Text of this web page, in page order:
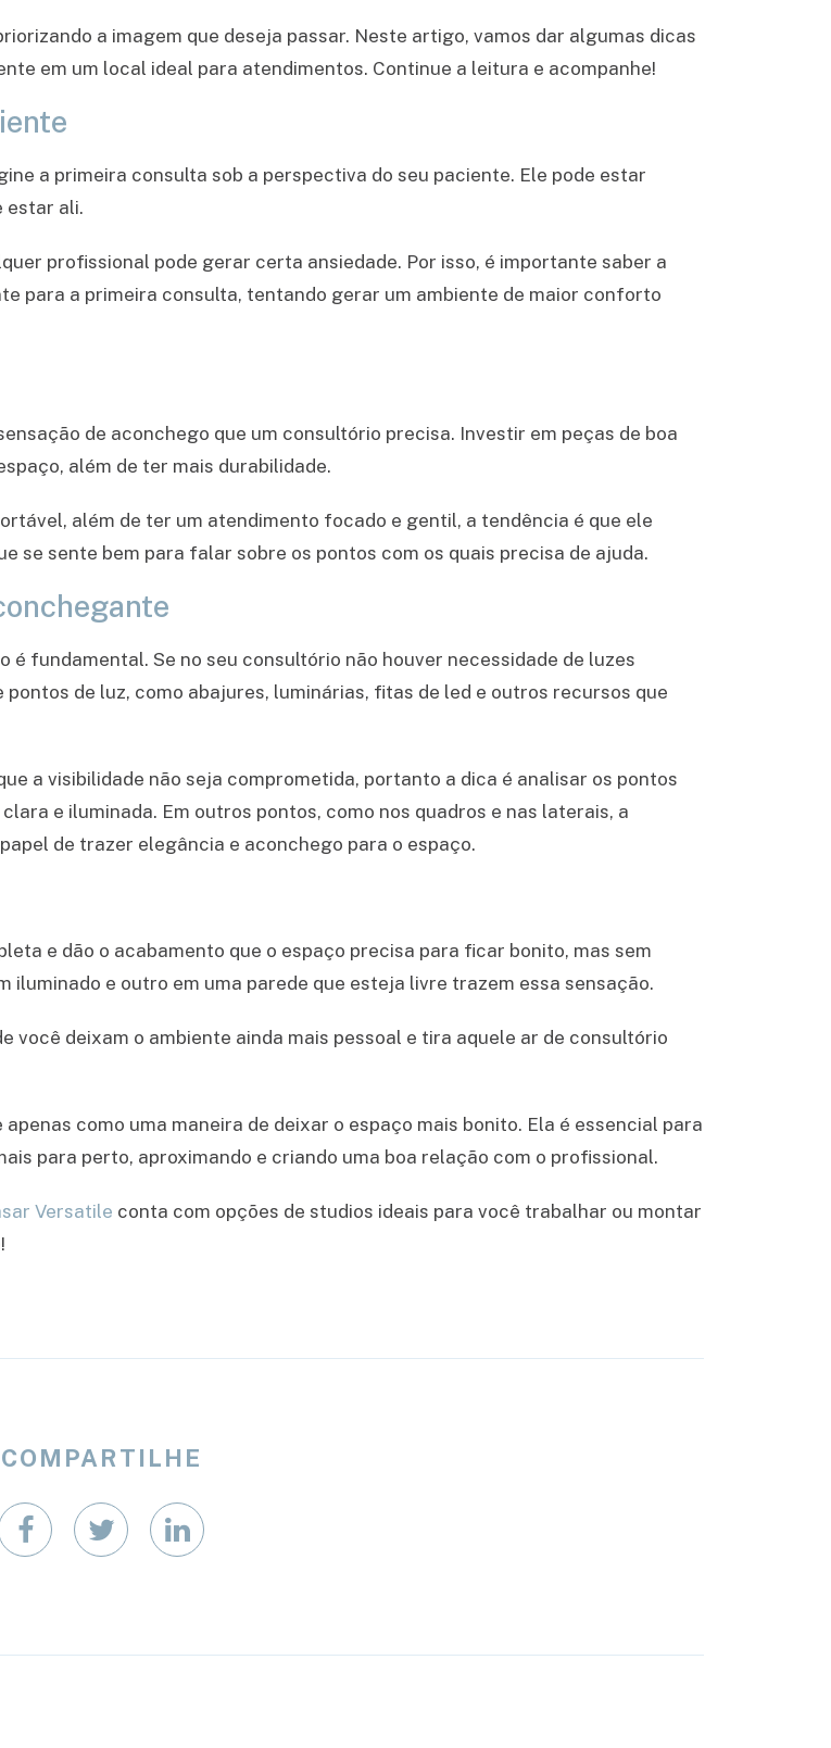
a imagem que deseja passar. Neste artigo, vamos dar algumas dicas
em um local ideal para atendimentos. Continue a leitura e acompanhe!
a primeira consulta sob a perspectiva do seu paciente. Ele pode estar
estar ali.
profissional pode gerar certa ansiedade. Por isso, é importante saber a
para a primeira consulta, tentando gerar um ambiente de maior conforto
de aconchego que um consultório precisa. Investir em peças de boa
além de ter mais durabilidade.
além de ter um atendimento focado e gentil, a tendência é que ele
se sente bem para falar sobre os pontos com os quais precisa de ajuda.
é fundamental. Se no seu consultório não houver necessidade de luzes
de luz, como abajures, luminárias, fitas de led e outros recursos que
a visibilidade não seja comprometida, portanto a dica é analisar os pontos
e iluminada. Em outros pontos, como nos quadros e nas laterais, a
de trazer elegância e aconchego para o espaço.
e dão o acabamento que o espaço precisa para ficar bonito, mas sem
iluminado e outro em uma parede que esteja livre trazem essa sensação.
deixam o ambiente ainda mais pessoal e tira aquele ar de consultório
como uma maneira de deixar o espaço mais bonito. Ela é essencial para
para perto, aproximando e criando uma boa relação com o profissional.
Versatile conta com opções de studios ideais para você trabalhar ou montar
COMPARTILHE